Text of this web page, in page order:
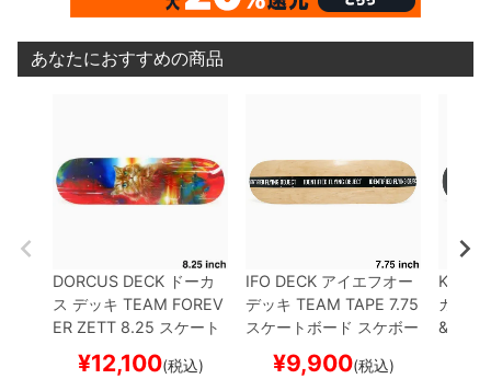
あなたにおすすめの商品
DORCUS DECK ドーカ
ス デッキ TEAM FOREV
ER ZETT 8.25 スケート
ボード スケボー
¥12,100(税込)
IFO DECK アイエフオー
デッキ TEAM TAPE 7.75
スケートボード スケボー
¥9,900(税込)
カ
&